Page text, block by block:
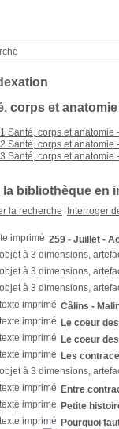
corps et
Santé, corps et anatomie
Santé, corps et anatomie
Santé, corps et anatomie
bibliothèque en
la recherche Interroger
259 - Juillet -
Câlins -
Le coeur
Le coeur
Les
Entre
Petite
Pourquoi